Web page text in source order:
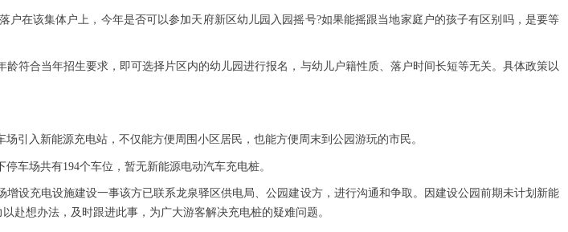
户在该集体户上，今年是否可以参加天府新区幼儿园入园摇号?如果能摇跟当地家庭户的孩子有区别吗，是要等
符合当年招生要求，即可选择片区内的幼儿园进行报名，与幼儿户籍性质、落户时间长短等无关。具体政策以
引入新能源充电站，不仅能方便周围小区居民，也能方便周末到公园游玩的市民。
车场共有194个车位，暂无新能源电动汽车充电桩。
设充电设施建设一事该方已联系龙泉驿区供电局、公园建设方，进行沟通和争取。因建设公园前期未计划新能
赴想办法，及时跟进此事，为广大游客解决充电桩的疑难问题。